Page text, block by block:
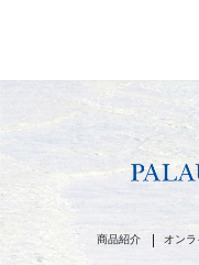
商品紹介 オン